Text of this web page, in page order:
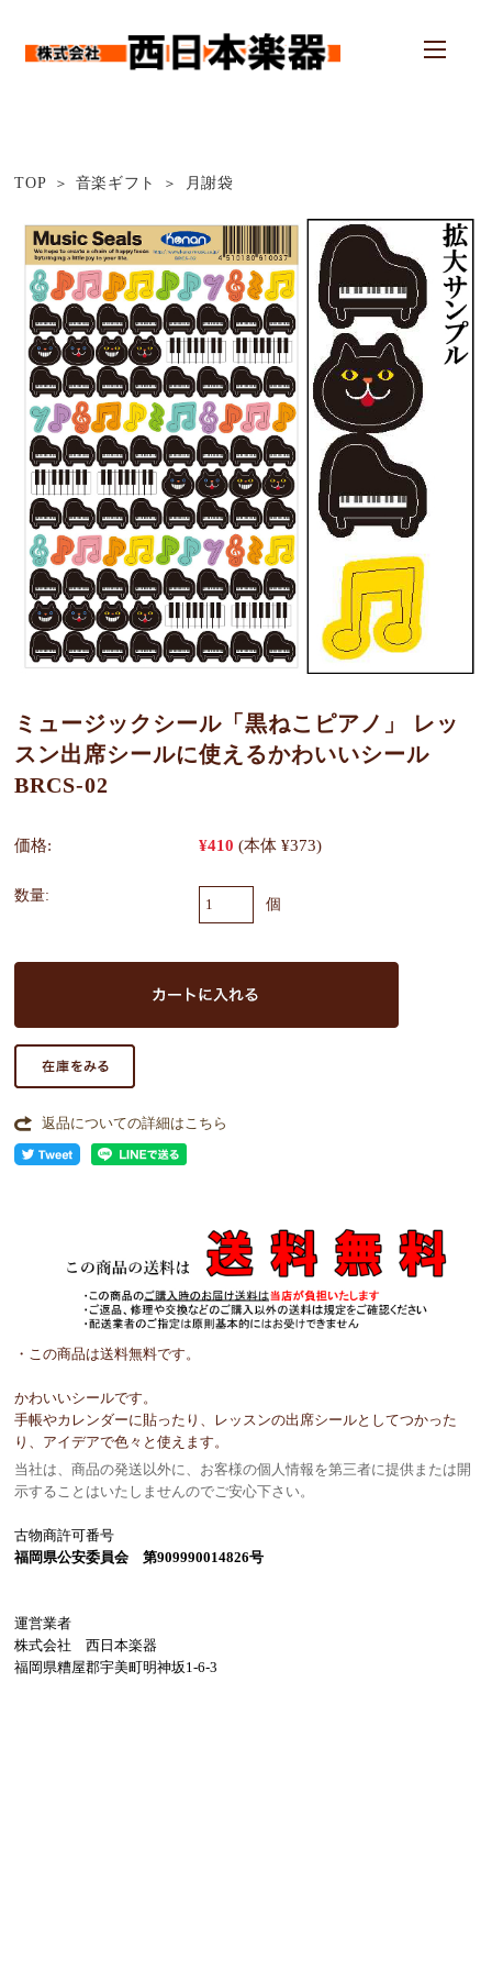
TOP 音楽ギフト 月謝袋
ミュージックシール「黒ねこピアノ」 レッ
スン出席シールに使えるかわいいシール
BRCS-02
価格: ¥410 (本体 ¥373)
数量:
個
返品についての詳細はこちら
・この商品は送料無料です。
かわいいシールです。
手帳やカレンダーに貼ったり、レッスンの出席シールとしてつかった
り、アイデアで色々と使えます。
当社は、商品の発送以外に、お客様の個人情報を第三者に提供または開
示することはいたしませんのでご安心下さい。
古物商許可番号
福岡県公安委員会 第909990014826号
運営業者
株式会社 西日本楽器
福岡県糟屋郡宇美町明神坂1-6-3